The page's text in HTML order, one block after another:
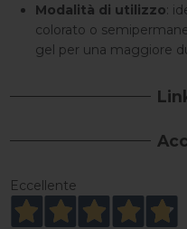
Modalità di utilizzo:
colorato o
gel per una maggiore
Eccellente